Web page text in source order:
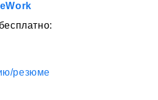
резюме